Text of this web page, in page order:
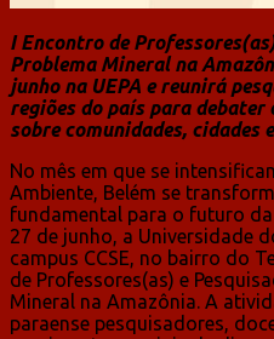
I Encontro de
Problema Mineral na
junho na UEPA e reunirá
regiões do país para
sobre comunidades,
No mês em que se
Ambiente, Belém se
fundamental para o futuro
27 de junho, a Universidade
campus CCSE, no bairro do
de Professores(as) e
Mineral na Amazônia. A
paraense pesquisadores,